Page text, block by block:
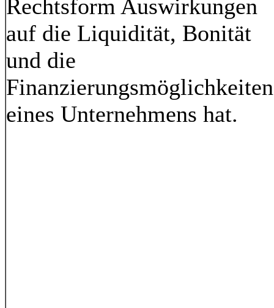
Rechtsform Auswirkungen
auf die Liquidität, Bonität
und die
Finanzierungsmöglichkeiten
eines Unternehmens hat.